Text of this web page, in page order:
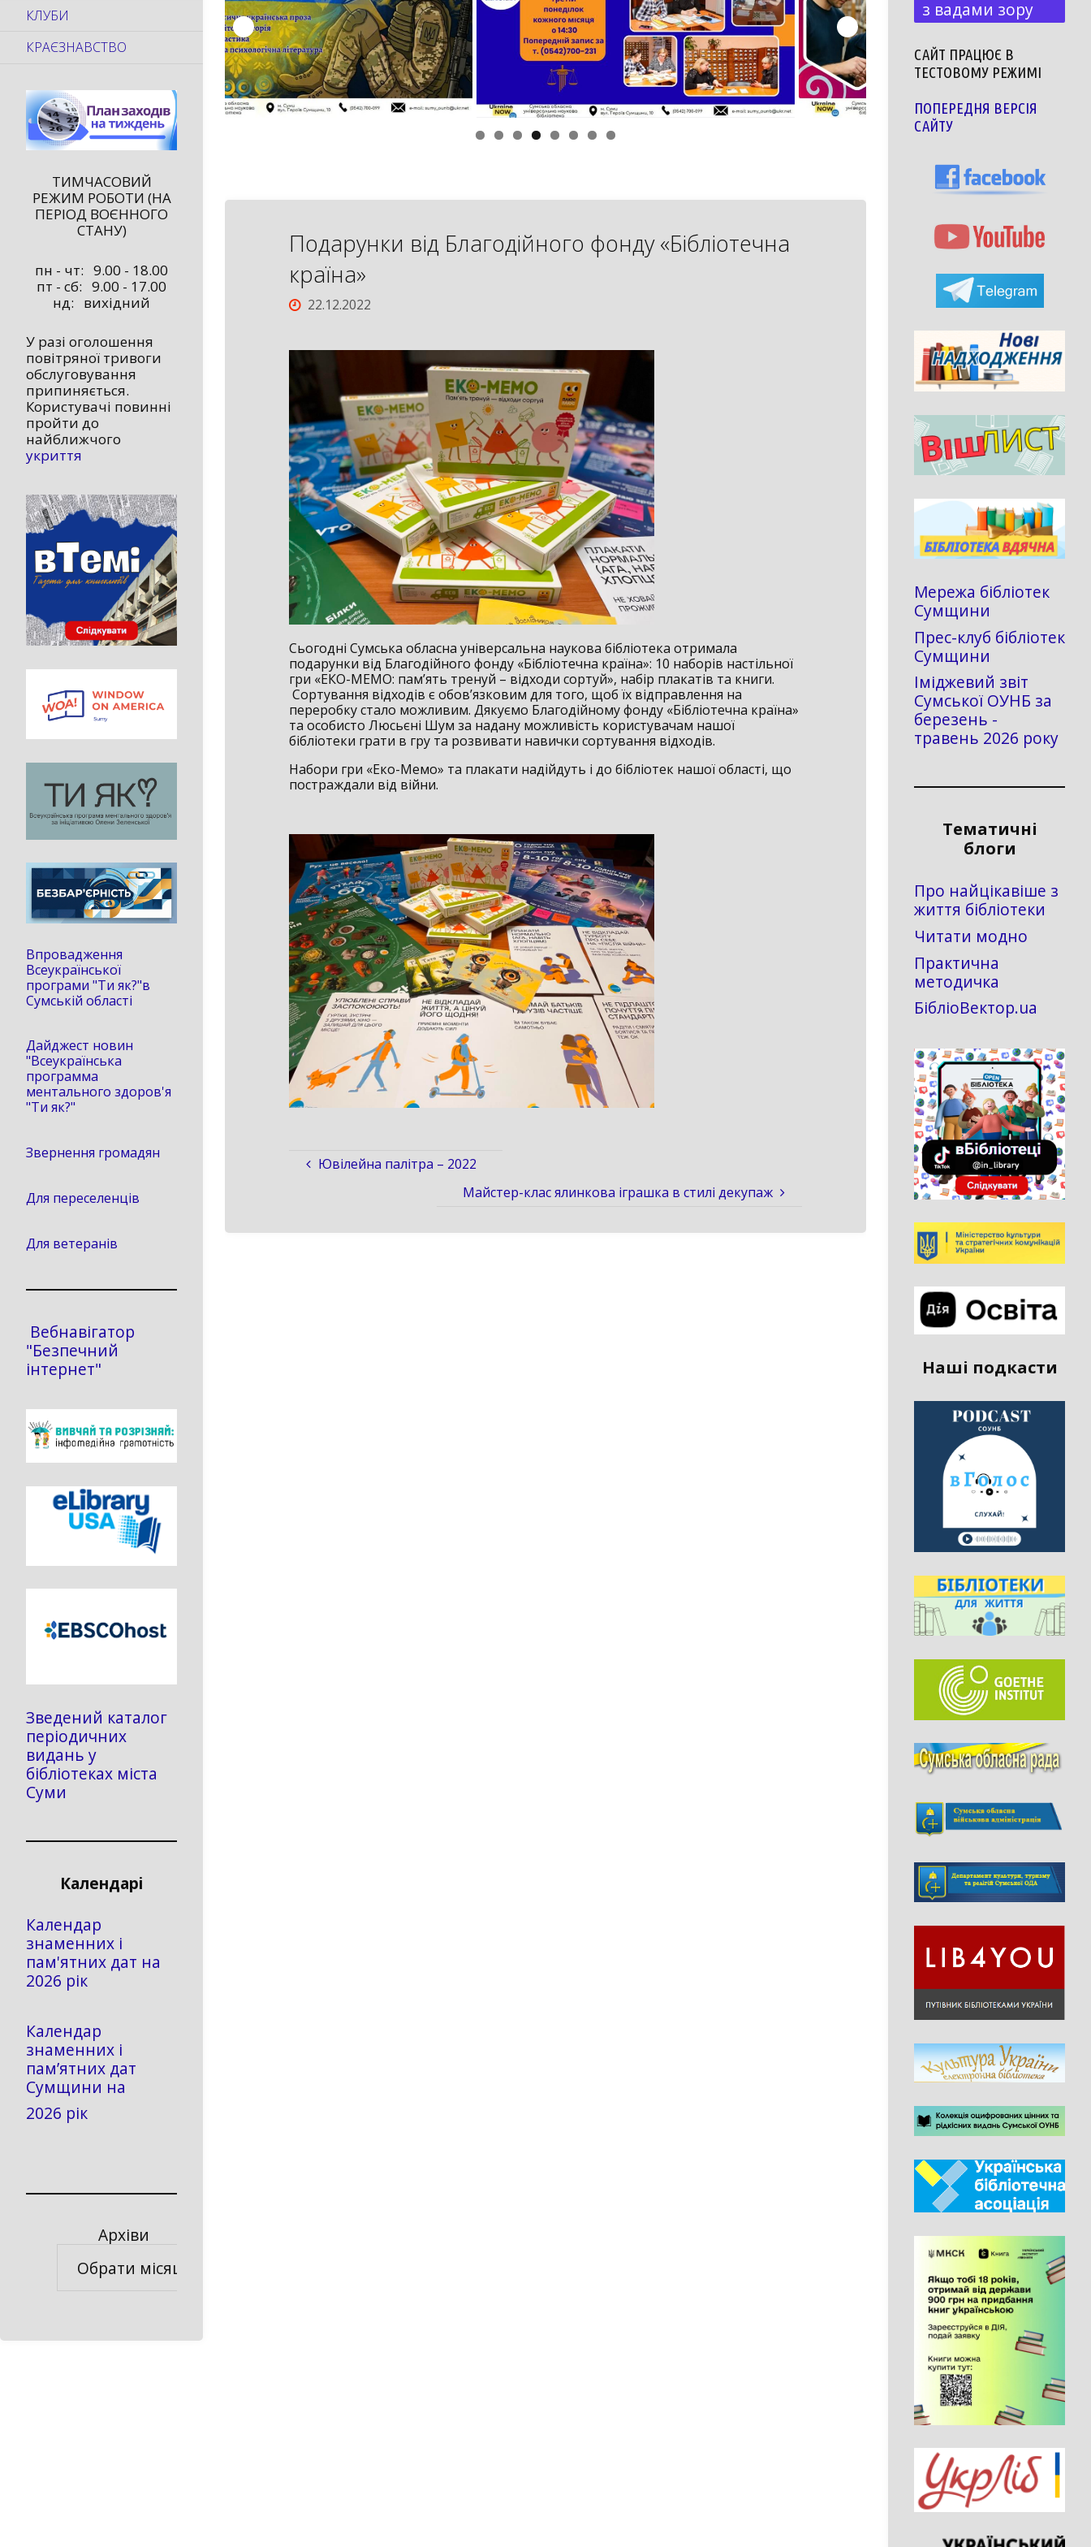
Подарунки від Благодійного фонду «Бібліотечна
країна»
22.12.2022
Сьогодні Сумська обласна універсальна наукова бібліотека отримала
подарунки від Благодійного фонду «Бібліотечна країна»: 10 наборів настільної
гри «ЕКО-МЕМО: пам’ять тренуй – відходи сортуй», набір плакатів та книги.
Сортування відходів є обов’язковим для того, щоб їх відправлення на
переробку стало можливим. Дякуємо Благодійному фонду «Бібліотечна країна»
та особисто Люсьєні Шум за надану можливість користувачам нашої
бібліотеки грати в гру та розвивати навички сортування відходів.
Набори гри «Еко-Мемо» та плакати надійдуть і до бібліотек нашої області, що
постраждали від війни.
Ювілейна палітра – 2022
Майстер-клас ялинкова іграшка в стилі декупаж
КЛУБИ
КРАЄЗНАВСТВО
ТИМЧАСОВИЙ
РЕЖИМ РОБОТИ (НА
ПЕРІОД ВОЄННОГО
СТАНУ)
пн - чт: 9.00 - 18.00
пт - сб: 9.00 - 17.00
нд: вихідний
У разі оголошення
повітряної тривоги
обслуговування
припиняється.
Користувачі повинні
пройти до
найближчого
укриття
Впровадження
Всеукраїнської
програми "Ти як?"в
Сумській області
Дайджест новин
"Всеукраїнська
программа
ментального здоров'я
"Ти як?"
Звернення громадян
Для переселенців
Для ветеранів
Вебнавігатор
"Безпечний
інтернет"
Зведений каталог
періодичних
видань у
бібліотеках міста
Суми
Календарі
Календар
знаменних і
пам'ятних дат на
2026 рік
Календар
знаменних і
пам’ятних дат
Сумщини на
2026 рік
Архіви
з вадами зору
САЙТ ПРАЦЮЄ В
ТЕСТОВОМУ РЕЖИМІ
ПОПЕРЕДНЯ ВЕРСІЯ
САЙТУ
Мережа бібліотек
Сумщини
Прес-клуб бібліотек
Сумщини
Іміджевий звіт
Сумської ОУНБ за
березень -
травень 2026 року
Тематичні
блоги
Про найцікавіше з
життя бібліотеки
Читати модно
Практична
методичка
БібліоВектор.ua
Наші подкасти